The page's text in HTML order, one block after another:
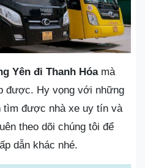
Yên đi Thanh Hóamà
được. Hy vọng với những
tìm được nhà xe uy tín và
theo dõi chúng tôi để
dẫn khác nhé.